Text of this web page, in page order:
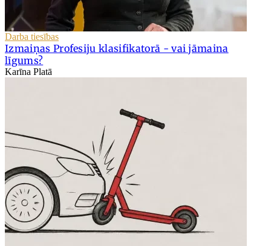
Darba tiesības
Izmaiņas Profesiju klasifikatorā - vai jāmaina
līgums?
Karīna Platā